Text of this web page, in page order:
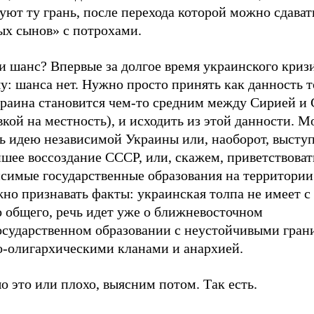
ту грань, после перехода которой можно
сынов» с потрохами.
шанс? Впервые за долгое время украинского
шанса нет. Нужно просто принять как данность
становится чем-то средним между Сирией и
на местность), и исходить из этой данности.
идею независимой Украины или, наоборот,
воссоздание СССР, или, скажем,
государственные образования на
признавать факты: украинская толпа не имеет
общего, речь идет уже о ближневосточном
образовании с неустойчивыми
олигархическими кланами и анархией.
это или плохо, выясним потом. Так есть.